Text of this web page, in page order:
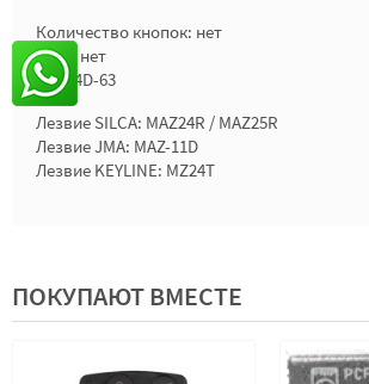
Количество кнопок: нет
Лого: нет
Чип: 4D-63
Лезвие SILCA: MAZ24R / MAZ25R
Лезвие JMA: MAZ-11D
Лезвие KEYLINE: MZ24T
ПОКУПАЮТ ВМЕСТЕ